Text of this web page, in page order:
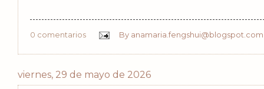
0 comentarios By anamaria.fengshui@blogspot.com
viernes, 29 de mayo de 2026